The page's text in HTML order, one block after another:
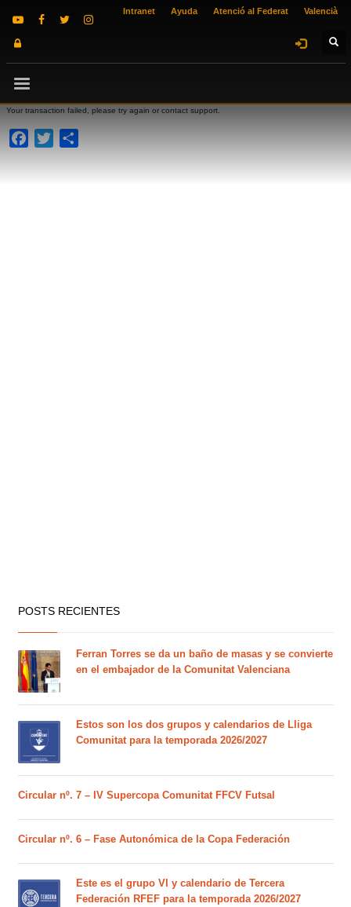
Intranet Ayuda Atenció al Federat Valencià
Your transaction failed, please try again or contact support.
Facebook
Twitter
POSTS RECIENTES
Ferran Torres se da un baño de masas y se convierte
en el embajador de la Comunitat Valenciana
Estos son los dos grupos y calendarios de Lliga
Comunitat para la temporada 2026/2027
Circular nº. 7 – IV Supercopa Comunitat FFCV Futsal
Circular nº. 6 – Fase Autonómica de la Copa Federación
Este es el grupo VI y calendario de Tercera
Federación RFEF para la temporada 2026/2027